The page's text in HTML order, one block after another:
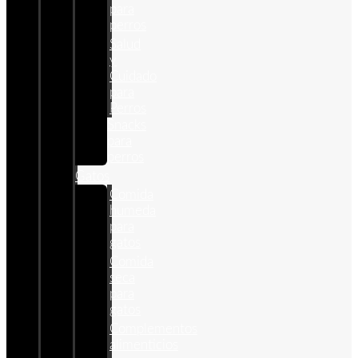
para
perros
Salud
y
Cuidado
para
Perros
Gatos
Comida
humeda
para
gatos
Comida
seca
para
gatos
Complementos
alimenticios